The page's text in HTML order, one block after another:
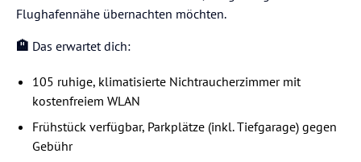
Flughafennähe übernachten möchten.
🏨 Das erwartet dich:
105 ruhige, klimatisierte Nichtraucherzimmer mit
kostenfreiem WLAN
Frühstück verfügbar, Parkplätze (inkl. Tiefgarage) gegen
Gebühr